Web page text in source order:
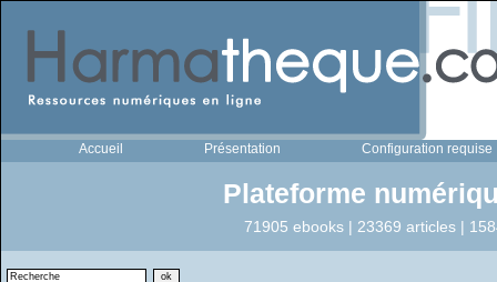
Accueil Présentation Configuration requise
Plateforme
71905 ebooks | 23369 articles |